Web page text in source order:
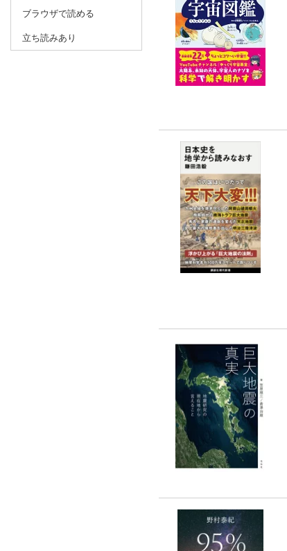
ブラウザで読める
立ち読みあり